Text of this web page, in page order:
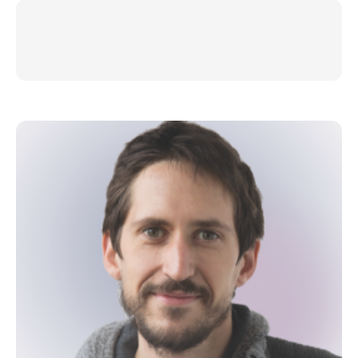
Chartes = Color Checker, Spider Cube, Charte de gris
Cartes flash = 1 x 8, 1 x 16, 1 x 32 Go
Cartes SD = 2 x 32, 1 x 64 Go
Sac Lowe Pro ProTactic 450 AW (sac à dos cabine)
Valise Lowe Pro ProRoller X 200
Écran externe Small HD DP4
Micro Canon Rode
Trépied vidéo FSB4 Sachler
Trépied photo Manfrotto 290